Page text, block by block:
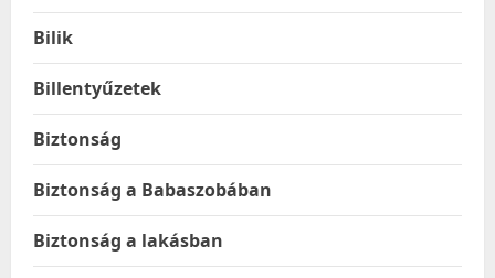
Bilik
Billentyűzetek
Biztonság
Biztonság a Babaszobában
Biztonság a lakásban